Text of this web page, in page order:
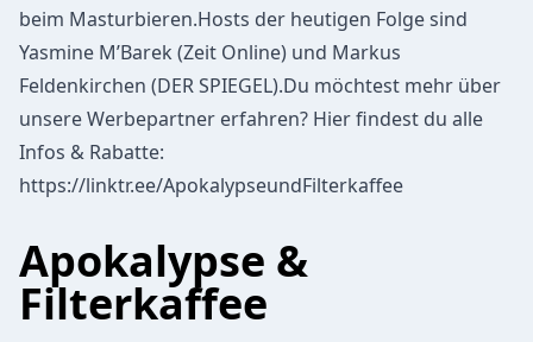
beim Masturbieren.Hosts der heutigen Folge sind
Yasmine M’Barek (Zeit Online) und Markus
Feldenkirchen (DER SPIEGEL).Du möchtest mehr über
unsere Werbepartner erfahren? Hier findest du alle
Infos & Rabatte:
https://linktr.ee/ApokalypseundFilterkaffee
Apokalypse &
Filterkaffee